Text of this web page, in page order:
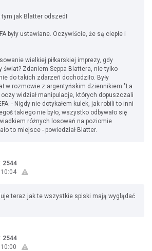
tym jak Blatter odszedł
były ustawiane. Oczywiście, że są ciepłe i
wielkiej piłkarskiej imprezy, gdy
świat? Zdaniem Seppa Blattera, nie tylko
do takich zdarzeń dochodziło. Były
w rozmowie z argentyńskim dziennikiem "La
oczy widział manipulacje, których dopuszczali
- Nigdy nie dotykałem kulek, jak robili to inni
takiego nie było, wszystko odbywało się
różnych losowań na poziomie
to miejsce - powiedział Blatter.
2544
teraz jak te wszystkie spiski mają wyglądać
2544